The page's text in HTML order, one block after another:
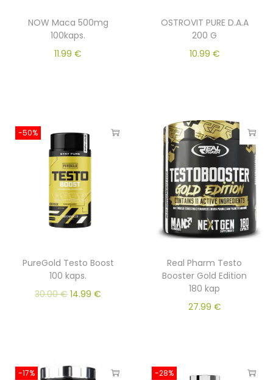
NOW Maca 500mg
100kaps.
11.99€
OSTROVIT PURE D.A.A
200 G
10.99 €
-50%
PureGold Testo Boost
100 kaps.
30.00€ 14.99€
Real Pharm Testo
Booster Gold Edition
180 kap
27.99 €
-17% -28%